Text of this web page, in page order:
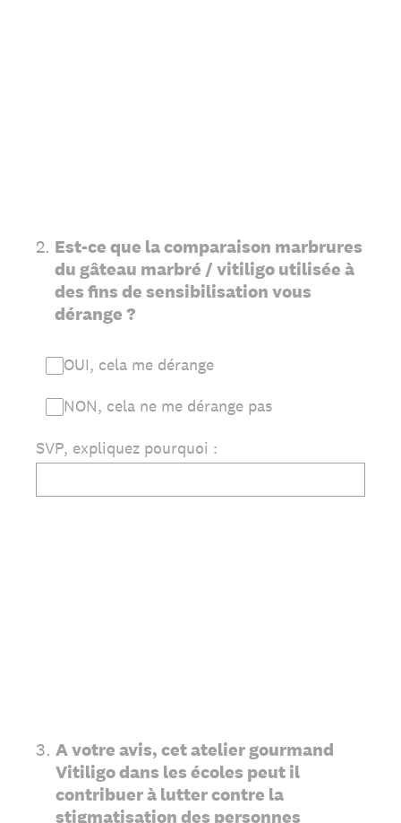
2. Est-ce que la comparaison marbrures
du gâteau marbré / vitiligo utilisée à
des fins de sensibilisation vous
dérange ?
OUI, cela me dérange
NON, cela ne me dérange pas
SVP, expliquez pourquoi :
3. A votre avis, cet atelier gourmand
Vitiligo dans les écoles peut il
contribuer à lutter contre la
stigmatisation des personnes